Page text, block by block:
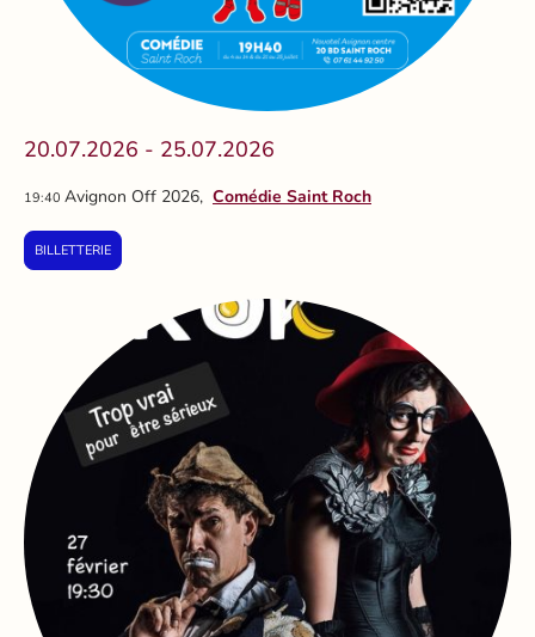
20.07.2026 - 25.07.2026
19:40 Avignon Off 2026, Comédie Saint Roch
BILLETTERIE